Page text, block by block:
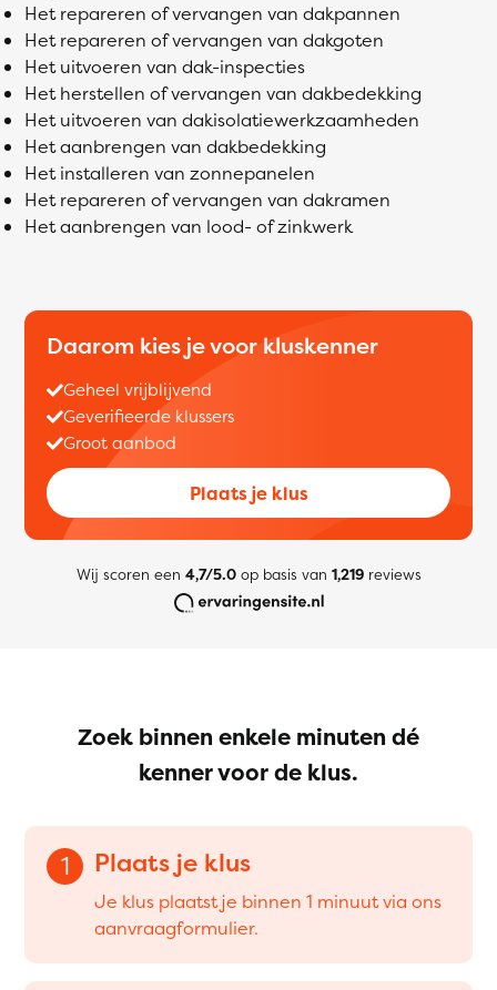
Het repareren of vervangen van dakpannen
Het repareren of vervangen van dakgoten
Het uitvoeren van dak-inspecties
Het herstellen of vervangen van dakbedekking
Het uitvoeren van dakisolatiewerkzaamheden
Het aanbrengen van dakbedekking
Het installeren van zonnepanelen
Het repareren of vervangen van dakramen
Het aanbrengen van lood- of zinkwerk
Daarom kies je voor kluskenner
Geheel vrijblijvend
Geverifieerde klussers
Groot aanbod
Plaats je klus
Wij scoren een 4,7/5.0op basis van 1,219reviews
Zoek binnen enkele minuten dé
kenner voor de klus.
1 Plaats je klus
Je klus plaatst je binnen 1 minuut via ons
aanvraagformulier.